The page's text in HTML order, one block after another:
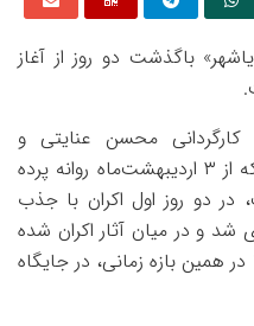
باگذشت دو روز از آغاز
کارگردانی محسن عنایتی و
تهیه‌کنندگی مصطفی حسن‌آبادی که از ۳ اردیبهشت‌ماه روانه پرده
دو روز اول اکران با جذب
شد و در میان آثار اکران شده
کودک و نوجوان از ابتدای سال ۱۴۰۴ در همین بازه زمانی، در جایگاه